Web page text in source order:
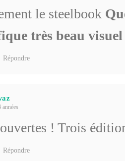
le steelbook
très beau
Répondre
années
! Trois
Répondre